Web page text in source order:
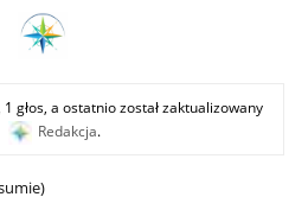
głos, a ostatnio został zaktualizowany
Redakcja.